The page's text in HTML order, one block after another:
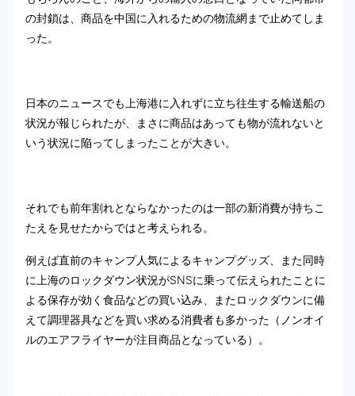
の封鎖は、商品を中国に入れるための物流網まで止めてしま
った。
日本のニュースでも上海港に入れずに立ち往生する輸送船の
状況が報じられたが、まさに商品はあっても物が流れないと
いう状況に陥ってしまったことが大きい。
それでも前年割れとならなかったのは一部の新消費が持ちこ
たえを見せたからではと考えられる。
例えば直前のキャンプ人気によるキャンプグッズ、また同時
に上海のロックダウン状況がSNSに乗って伝えられたことに
よる保存が効く食品などの買い込み、またロックダウンに備
えて調理器具などを買い求める消費者も多かった（ノンオイ
ルのエアフライヤーが注目商品となっている）。